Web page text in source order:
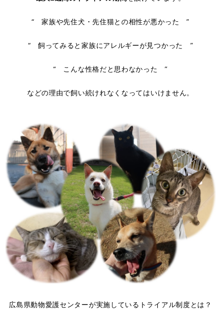
“ 家族や先住犬・先住猫との相性が悪かった ”
“ 飼ってみると家族にアレルギーが見つかった ”
“ こんな性格だと思わなかった ”
などの理由で飼い続けれなくなってはいけません。
広島県動物愛護センターが実施しているトライアル制度とは？